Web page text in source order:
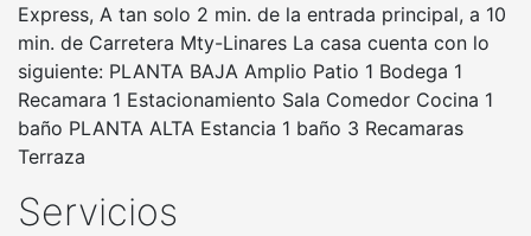
Express, A tan solo 2 min. de la entrada principal, a 10
min. de Carretera Mty-Linares La casa cuenta con lo
siguiente: PLANTA BAJA Amplio Patio 1 Bodega 1
Recamara 1 Estacionamiento Sala Comedor Cocina 1
baño PLANTA ALTA Estancia 1 baño 3 Recamaras
Terraza
Servicios